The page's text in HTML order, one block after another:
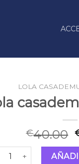
LOLA
€40.00
casademunt bolsos